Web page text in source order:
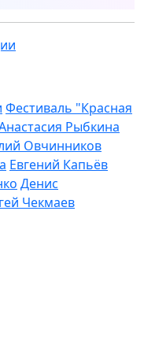
Фестиваль "Красная
Рыбкина
Овчинников
Евгений Капьёв
Денис
Чекмаев